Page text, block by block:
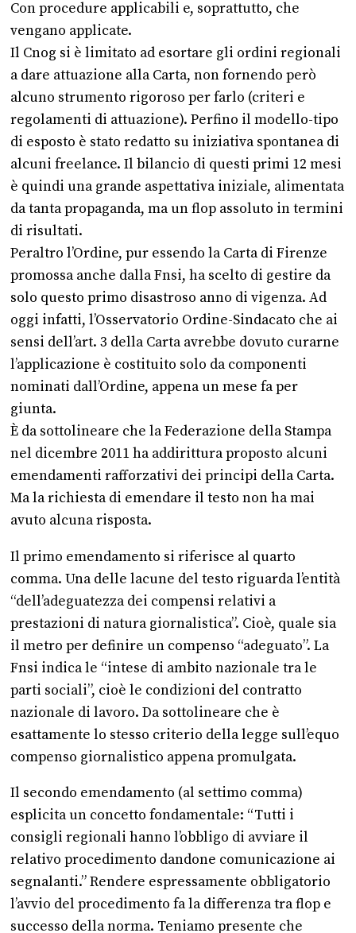
Con procedure applicabili e, soprattutto, che
vengano applicate.
Il Cnog si è limitato ad esortare gli ordini regionali
a dare attuazione alla Carta, non fornendo però
alcuno strumento rigoroso per farlo (criteri e
regolamenti di attuazione). Perfino il modello-tipo
di esposto è stato redatto su iniziativa spontanea di
alcuni freelance. Il bilancio di questi primi 12 mesi
è quindi una grande aspettativa iniziale, alimentata
da tanta propaganda, ma un flop assoluto in termini
di risultati.
Peraltro l’Ordine, pur essendo la Carta di Firenze
promossa anche dalla Fnsi, ha scelto di gestire da
solo questo primo disastroso anno di vigenza. Ad
oggi infatti, l’Osservatorio Ordine-Sindacato che ai
sensi dell’art. 3 della Carta avrebbe dovuto curarne
l’applicazione è costituito solo da componenti
nominati dall’Ordine, appena un mese fa per
giunta.
È da sottolineare che la Federazione della Stampa
nel dicembre 2011 ha addirittura proposto alcuni
emendamenti rafforzativi dei principi della Carta.
Ma la richiesta di emendare il testo non ha mai
avuto alcuna risposta.
Il primo emendamento si riferisce al quarto
comma. Una delle lacune del testo riguarda l’entità
“dell’adeguatezza dei compensi relativi a
prestazioni di natura giornalistica”. Cioè, quale sia
il metro per definire un compenso “adeguato”. La
Fnsi indica le “intese di ambito nazionale tra le
parti sociali”, cioè le condizioni del contratto
nazionale di lavoro. Da sottolineare che è
esattamente lo stesso criterio della legge sull’equo
compenso giornalistico appena promulgata.
Il secondo emendamento (al settimo comma)
esplicita un concetto fondamentale: “Tutti i
consigli regionali hanno l’obbligo di avviare il
relativo procedimento dandone comunicazione ai
segnalanti.” Rendere espressamente obbligatorio
l’avvio del procedimento fa la differenza tra flop e
successo della norma. Teniamo presente che